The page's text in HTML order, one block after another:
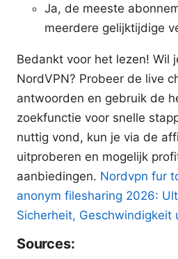
Ja, de meeste
meerdere gelijktijdige
Bedankt voor het lezen! Wil
NordVPN? Probeer de live
antwoorden en gebruik de
zoekfunctie voor snelle
nuttig vond, kun je via de
uitproberen en mogelijk
aanbiedingen. Nordvpn fur
anonym filesharing 2026:
Sicherheit, Geschwindigkeit
Sources: